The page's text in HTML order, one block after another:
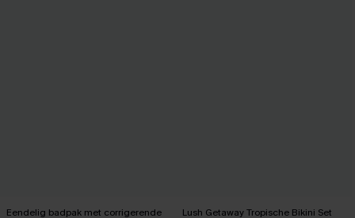
Eendelig badpak met corrigerende
Lush Getaway Tropische Bikini Set